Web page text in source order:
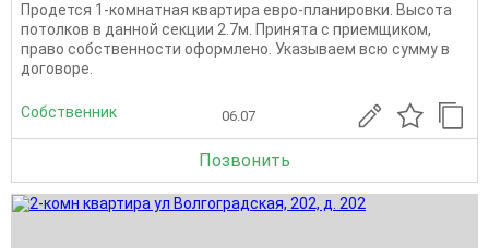
Продется 1-комнатная квартира евро-планировки. Высота
потолков в данной секции 2.7м. Принята с приемщиком,
право собственности оформлено. Указываем всю сумму в
договоре.
Собственник 06.07
Позвонить